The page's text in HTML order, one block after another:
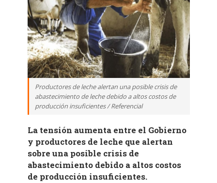
Productores de leche alertan una posible crisis de
abastecimiento de leche debido a altos costos de
producción insuficientes / Referencial
La tensión aumenta entre el Gobierno
y productores de leche que alertan
sobre una posible crisis de
abastecimiento debido a altos costos
de producción insuficientes.